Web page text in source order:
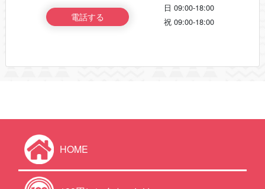
電話する
日 09:00-18:00
祝 09:00-18:00
HOME